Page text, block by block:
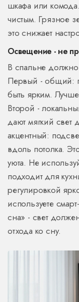
шкафа или
чистым. Грязное
это снижает
Освещение - не
В спальне
Первый - общий:
быть ярким.
Второй -
дают мягкий свет
акцентный:
вдоль потолка.
уюта. Не
подходит для
регулировкой
используете
сна» - свет
отхода ко сну.